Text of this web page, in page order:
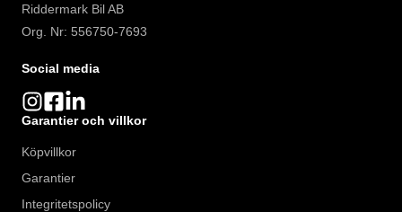
Riddermark Bil AB
Org. Nr: 556750-7693
Social media
Garantier och villkor
Köpvillkor
Garantier
Integritetspolicy